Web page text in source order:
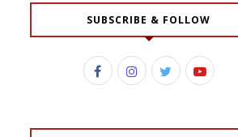
SUBSCRIBE & FOLLOW